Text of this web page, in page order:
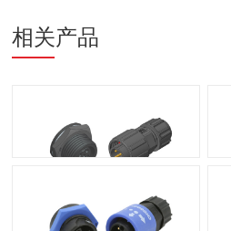
相关产品